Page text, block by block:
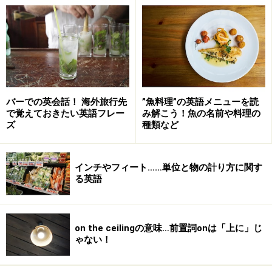
（キャシュォア チャージ）
chargeとは、クレジットカード（credit card）や小切手
（check）などの、「信用払い」のこと。今は小切手を
使う人が少なくなってきているので、Cash or credit
card?と聞かれることもあるかもしれませんね。
また、最近は海外で使えるデビットカード（銀行口座か
らすぐ引き落としされるカード）が出てきたようです
が、デビットカードの場合、こんなふうに聞かれること
があります。
■Would you like cashback?
（ウドューライクキャシュバク）
日本では「キャッシュバック」というと払ったお金が一
部返ってくるサービスのことを言うようですが、海外で
バーでの英会話！ 海外旅行先
で覚えておきたい英語フレー
ズ
”魚料理”の英語メニューを読
み解こう！魚の名前や料理の
種類など
インチやフィート……単位と物の計り方に関す
る英語
on the ceilingの意味…前置詞onは「上に」じ
ゃない！